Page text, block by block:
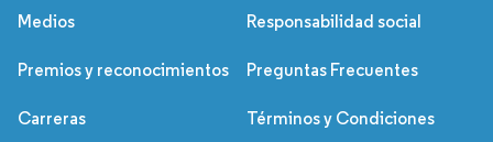
Medios Responsabilidad social
Premios y reconocimientos Preguntas Frecuentes
Carreras Términos y Condiciones